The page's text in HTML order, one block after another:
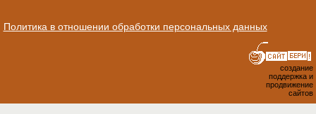
Политика в отношении обработки персональных данных
создание
поддержка и
продвижение
сайтов